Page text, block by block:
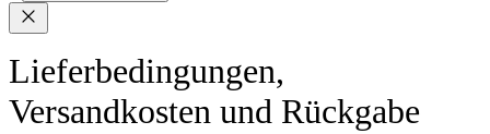
Lieferbedingungen,
Versandkosten und Rückgabe